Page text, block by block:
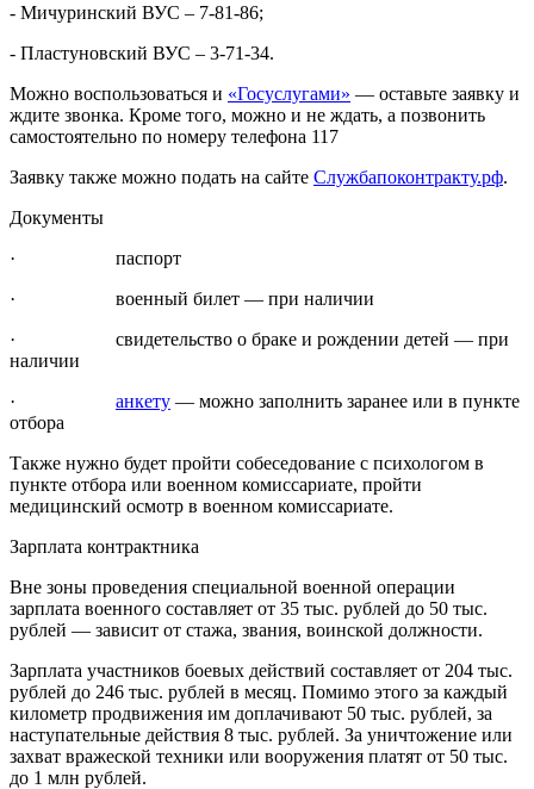
- Мичуринский ВУС – 7-81-86;
- Пластуновский ВУС – 3-71-34.
Можно воспользоваться и «Госуслугами» — оставьте заявку и
ждите звонка. Кроме того, можно и не ждать, а позвонить
самостоятельно по номеру телефона 117
Заявку также можно подать на сайте Службапоконтракту.рф.
Документы
· паспорт
· военный билет — при наличии
· свидетельство о браке и рождении детей — при
наличии
· анкету — можно заполнить заранее или в пункте
отбора
Также нужно будет пройти собеседование с психологом в
пункте отбора или военном комиссариате, пройти
медицинский осмотр в военном комиссариате.
Зарплата контрактника
Вне зоны проведения специальной военной операции
зарплата военного составляет от 35 тыс. рублей до 50 тыс.
рублей — зависит от стажа, звания, воинской должности.
Зарплата участников боевых действий составляет от 204 тыс.
рублей до 246 тыс. рублей в месяц. Помимо этого за каждый
километр продвижения им доплачивают 50 тыс. рублей, за
наступательные действия 8 тыс. рублей. За уничтожение или
захват вражеской техники или вооружения платят от 50 тыс.
до 1 млн рублей.